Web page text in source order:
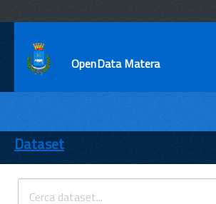
OpenData Matera
ENTI
TEMI
INFORMAZIONI
Dataset